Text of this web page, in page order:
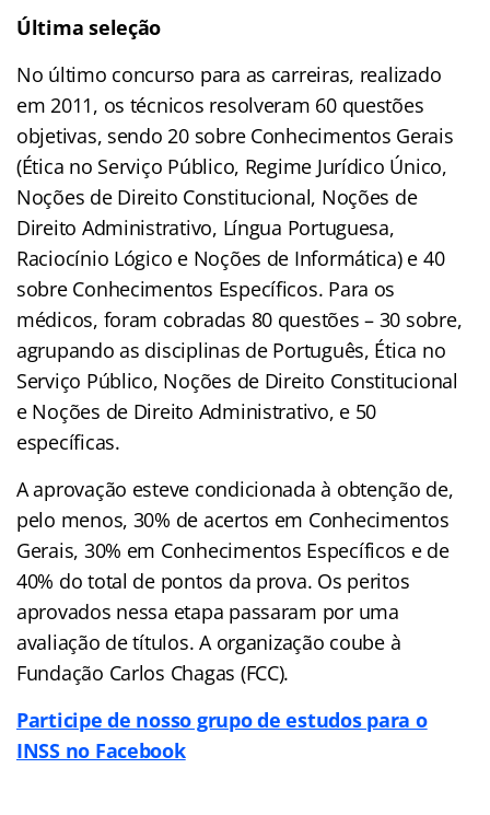
Última seleção
No último concurso para as carreiras, realizado
em 2011, os técnicos resolveram 60 questões
objetivas, sendo 20 sobre Conhecimentos Gerais
(Ética no Serviço Público, Regime Jurídico Único,
Noções de Direito Constitucional, Noções de
Direito Administrativo, Língua Portuguesa,
Raciocínio Lógico e Noções de Informática) e 40
sobre Conhecimentos Específicos. Para os
médicos, foram cobradas 80 questões – 30 sobre,
agrupando as disciplinas de Português, Ética no
Serviço Público, Noções de Direito Constitucional
e Noções de Direito Administrativo, e 50
específicas.
A aprovação esteve condicionada à obtenção de,
pelo menos, 30% de acertos em Conhecimentos
Gerais, 30% em Conhecimentos Específicos e de
40% do total de pontos da prova. Os peritos
aprovados nessa etapa passaram por uma
avaliação de títulos. A organização coube à
Fundação Carlos Chagas (FCC).
Participe de nosso grupo de estudos para o
INSS no Facebook